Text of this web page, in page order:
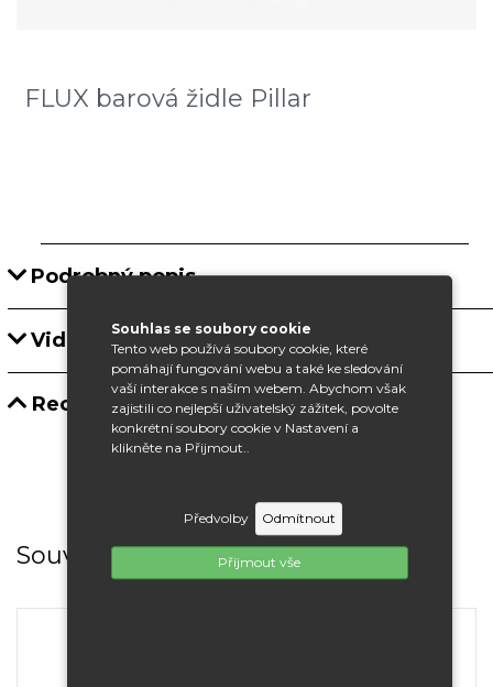
Souhlas se soubory cookie
Tento web používá soubory cookie, které
pomáhají fungování webu a také ke sledování
vaší interakce s naším webem. Abychom však
zajistili co nejlepší uživatelský zážitek, povolte
konkrétní soubory cookie v Nastavení a
klikněte na Přijmout..
Předvolby Odmítnout
Příjmout vše
FLUX barová židle Pillar
Podrobný popis
Video
Recenze
Související produkty